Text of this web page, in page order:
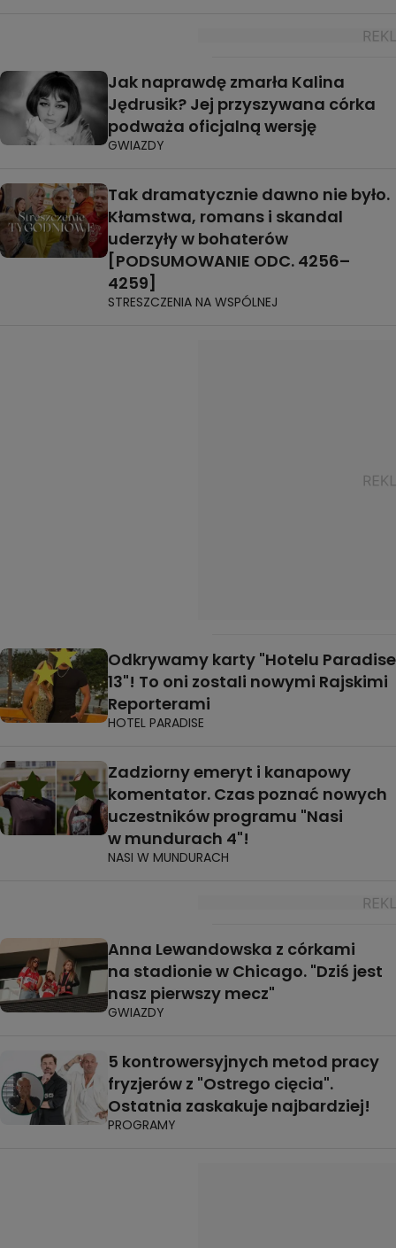
Jak naprawdę zmarła Kalina
Jędrusik? Jej przyszywana córka
podważa oficjalną wersję
GWIAZDY
Tak dramatycznie dawno nie było.
Kłamstwa, romans i skandal
uderzyły w bohaterów
[PODSUMOWANIE ODC. 4256–
4259]
STRESZCZENIA NA WSPÓLNEJ
Odkrywamy karty "Hotelu Paradise
13"! To oni zostali nowymi Rajskimi
Reporterami
HOTEL PARADISE
Zadziorny emeryt i kanapowy
komentator. Czas poznać nowych
uczestników programu "Nasi
w mundurach 4"!
NASI W MUNDURACH
Anna Lewandowska z córkami
na stadionie w Chicago. "Dziś jest
nasz pierwszy mecz"
GWIAZDY
5 kontrowersyjnych metod pracy
fryzjerów z "Ostrego cięcia".
Ostatnia zaskakuje najbardziej!
PROGRAMY